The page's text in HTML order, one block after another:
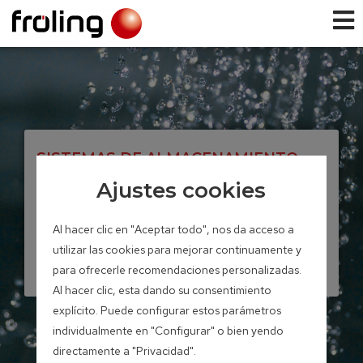
SISTEMAS DE ALMACENAMIENTO
Depósito solar
estratificado
Volumen de acumulación 700 –
2.200 litros
Ajustes cookies
Al hacer clic en "Aceptar todo", nos da acceso a
utilizar las cookies para mejorar continuamente y
para ofrecerle recomendaciones personalizadas.
Al hacer clic, esta dando su consentimiento
explícito. Puede configurar estos parámetros
individualmente en "Configurar" o bien yendo
directamente a "Privacidad".